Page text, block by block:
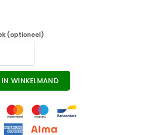
(optioneel)
IN WINKELMAND